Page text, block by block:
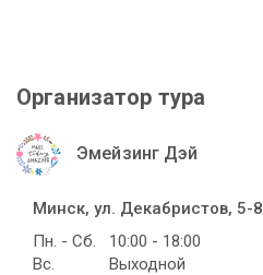
Организатор тура
Эмейзинг Дэй
Минск, ул. Декабристов, 5-8
Пн. - Сб.
10:00 - 18:00
Вс.
Выходной